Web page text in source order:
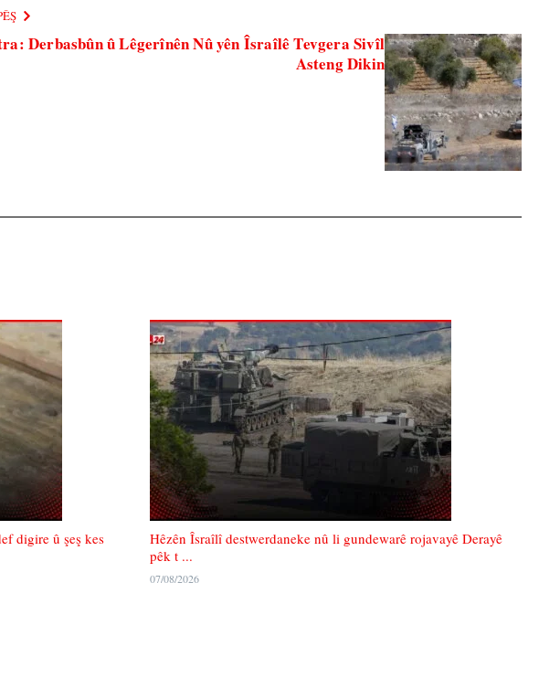
Derbasbûn û Lêgerînên Nû yên Îsraîlê Tevgera Sivîl
Asteng Dikin
digire û şeş kes
Hêzên Îsraîlî destwerdaneke nû li gundewarê rojavayê Derayê
pêk t ...
07/08/2026